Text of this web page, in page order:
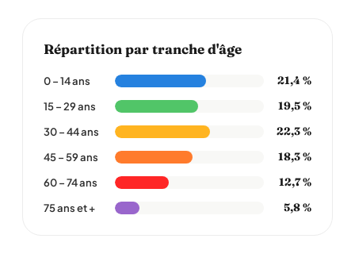
Répartition par tranche d'âge
0 – 14 ans 21,4 %
15 – 29 ans 19,5 %
30 – 44 ans 22,3 %
45 – 59 ans 18,3 %
60 – 74 ans 12,7 %
75 ans et + 5,8 %